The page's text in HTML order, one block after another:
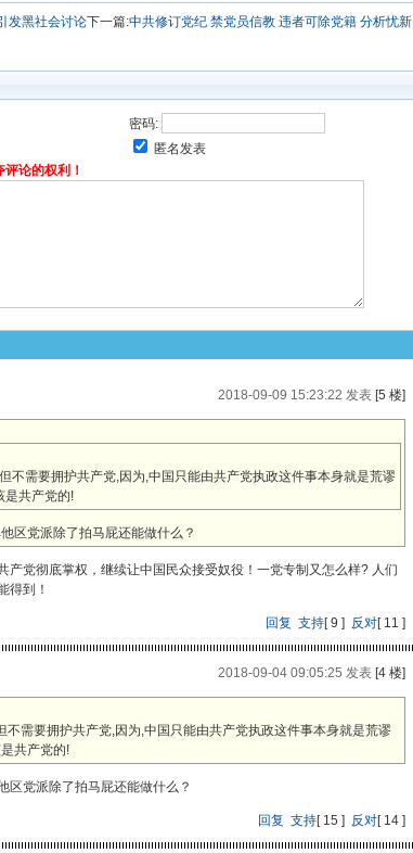
发黑社会讨论下一篇:中共修订党纪 禁党员信教 违者可除党籍 分析忧新
密码:
匿名发表
论的权利！
2018-09-09 15:23:22 发表[5 楼]
不需要拥护共产党,因为,中国只能由共产党执政这件事本身就是荒谬
是共产党的!
区党派除了拍马屁还能做什么？
产党彻底掌权，继续让中国民众接受奴役！一党专制又怎么样? 人们
得到！
回复 支持[9 ] 反对[11 ]
2018-09-04 09:05:25 发表[4 楼]
需要拥护共产党,因为,中国只能由共产党执政这件事本身就是荒谬
共产党的!
区党派除了拍马屁还能做什么？
回复 支持[15 ] 反对[14 ]